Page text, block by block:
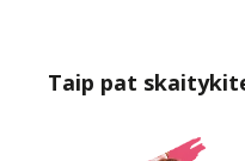
Taip pat